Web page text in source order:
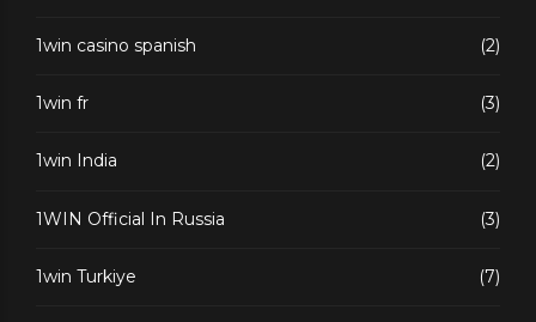
1win casino spanish (2)
1win fr (3)
1win India (2)
1WIN Official In Russia (3)
1win Turkiye (7)